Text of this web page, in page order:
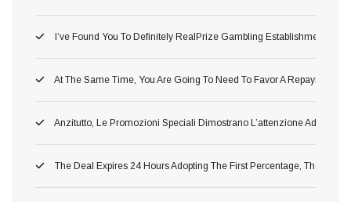
I’ve Found You To Definitely RealPrize Gambling Establishment
At The Same Time, You Are Going To Need To Favor A Repayment
Anzitutto, Le Promozioni Speciali Dimostrano L’attenzione
The Deal Expires 24 Hours Adopting The First Percentage, Therefore